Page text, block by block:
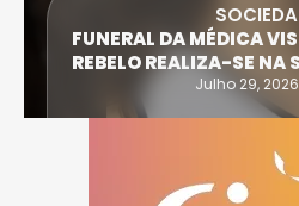
FUNERAL DA MÉDICA
REBELO REALIZA-SE NA
Julho 29, 2026